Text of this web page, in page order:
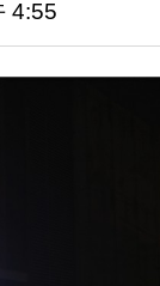
4:55